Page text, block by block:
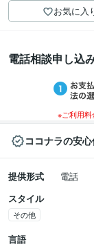
お気に入
電話相談申し込
※ご利用
ココナラの安
提供形式
電話
スタイル
その他
言語